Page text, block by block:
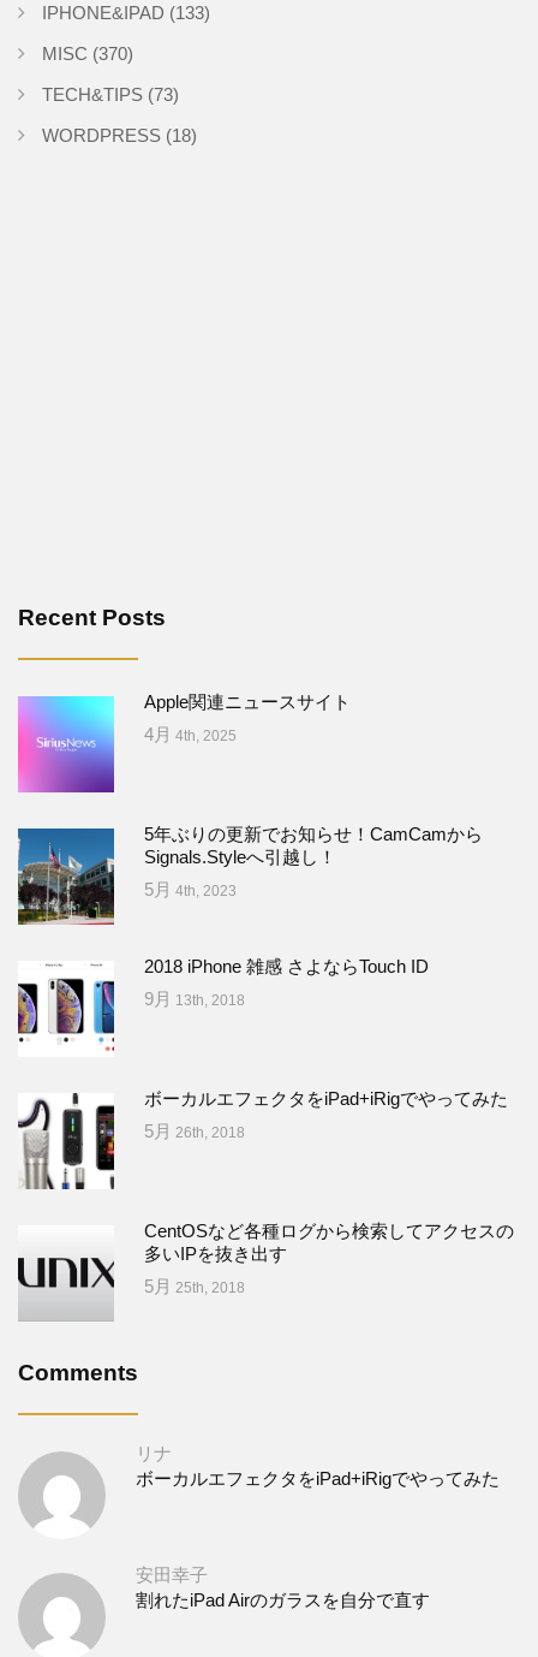
IPHONE&IPAD (133)
MISC (370)
TECH&TIPS (73)
WORDPRESS (18)
Recent Posts
Apple関連ニュースサイト
4月 4th, 2025
5年ぶりの更新でお知らせ！CamCamから
Signals.Styleへ引越し！
5月 4th, 2023
2018 iPhone 雑感 さよならTouch ID
9月 13th, 2018
ボーカルエフェクタをiPad+iRigでやってみた
5月 26th, 2018
CentOSなど各種ログから検索してアクセスの
多いIPを抜き出す
5月 25th, 2018
Comments
リナ
ボーカルエフェクタをiPad+iRigでやってみた
安田幸子
割れたiPad Airのガラスを自分で直す